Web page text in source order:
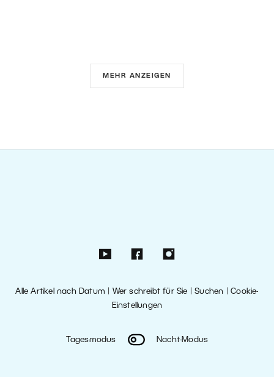
MEHR ANZEIGEN
Alle Artikel nach Datum Wer schreibt für Sie |Suchen |Cookie-
Einstellungen
Tagesmodus Nacht-Modus